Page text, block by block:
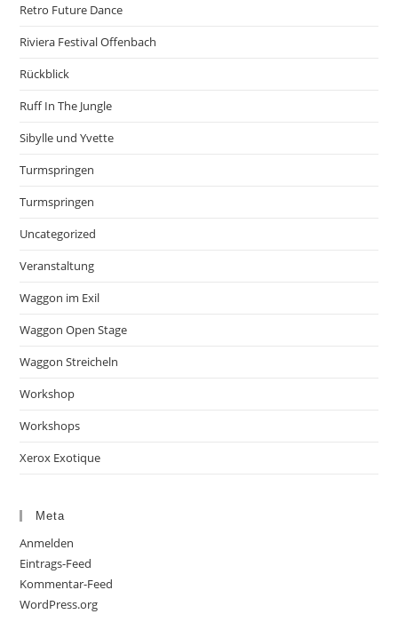
Retro Future Dance
Riviera Festival Offenbach
Rückblick
Ruff In The Jungle
Sibylle und Yvette
Turmspringen
Turmspringen
Uncategorized
Veranstaltung
Waggon im Exil
Waggon Open Stage
Waggon Streicheln
Workshop
Workshops
Xerox Exotique
Meta
Anmelden
Eintrags-Feed
Kommentar-Feed
WordPress.org